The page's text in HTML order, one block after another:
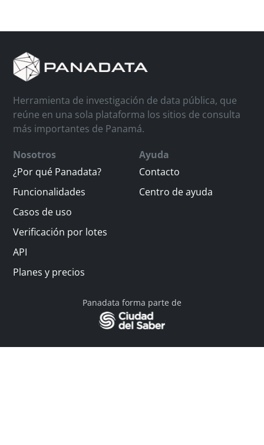
Herramienta de investigación de data pública, que
reúne en una sola plataforma los sitios de consulta
más importantes de Panamá.
Nosotros
¿Por qué Panadata?
Funcionalidades
Casos de uso
Verificación por lotes
API
Planes y precios
Ayuda
Contacto
Centro de ayuda
Panadata forma parte de